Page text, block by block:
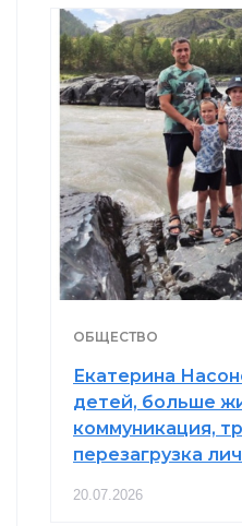
ОБЩЕСТВО
Екатерина
детей, больше
коммуникация,
перезагрузка
20.07.2026